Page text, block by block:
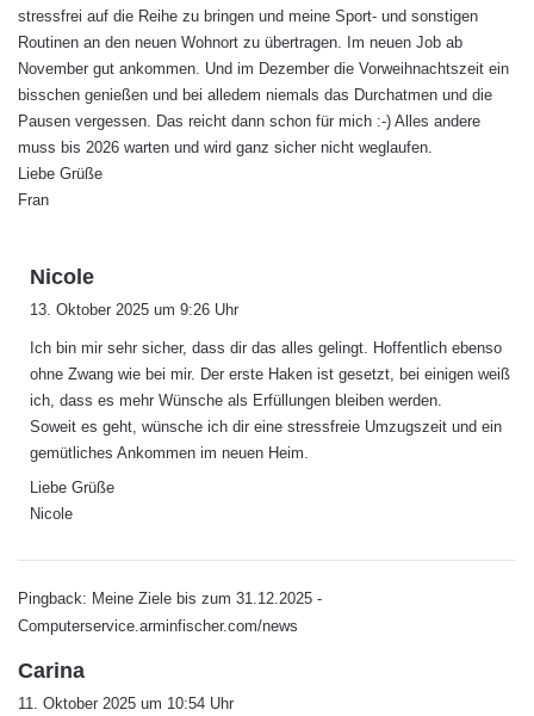
stressfrei auf die Reihe zu bringen und meine Sport- und sonstigen
Routinen an den neuen Wohnort zu übertragen. Im neuen Job ab
November gut ankommen. Und im Dezember die Vorweihnachtszeit ein
bisschen genießen und bei alledem niemals das Durchatmen und die
Pausen vergessen. Das reicht dann schon für mich :-) Alles andere
muss bis 2026 warten und wird ganz sicher nicht weglaufen.
Liebe Grüße
Fran
Nicole
t
:
13. Oktober 2025 um 9:26 Uhr
Ich bin mir sehr sicher, dass dir das alles gelingt. Hoffentlich ebenso
ohne Zwang wie bei mir. Der erste Haken ist gesetzt, bei einigen weiß
ich, dass es mehr Wünsche als Erfüllungen bleiben werden.
Soweit es geht, wünsche ich dir eine stressfreie Umzugszeit und ein
gemütliches Ankommen im neuen Heim.
Liebe Grüße
Nicole
Pingback: Meine Ziele bis zum 31.12.2025 -
Computerservice.arminfischer.com/news
Carina
11. Oktober 2025 um 10:54 Uhr